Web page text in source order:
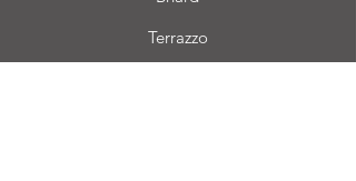
Terrazzo